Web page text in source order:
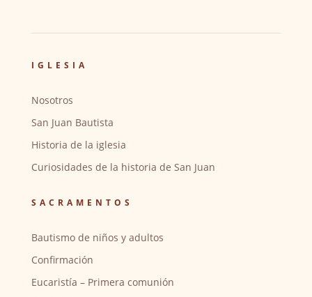
IGLESIA
Nosotros
San Juan Bautista
Historia de la iglesia
Curiosidades de la historia de San Juan
SACRAMENTOS
Bautismo de niños y adultos
Confirmación
Eucaristía – Primera comunión